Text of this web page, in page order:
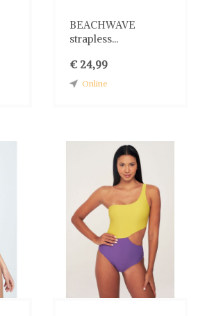
BEACHWAVE
strapless...
€ 24,99
Online